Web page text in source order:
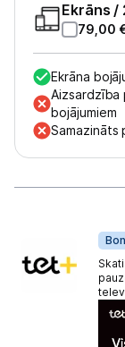
Ekrāns /
79,00
Ekrāna
Aizsardzība
bojājumiem
Samazināts